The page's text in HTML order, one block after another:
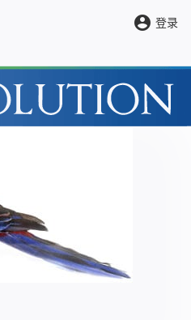
account_circle 登录